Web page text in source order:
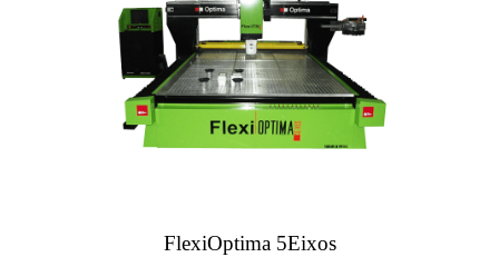
FlexiOptima 5Eixos